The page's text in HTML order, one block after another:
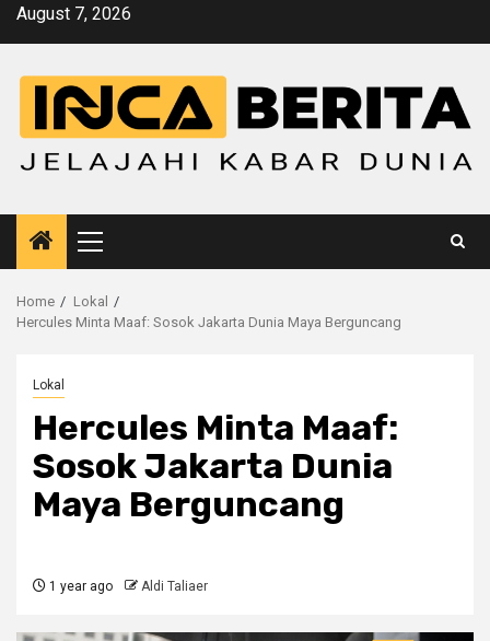
SkipAugust 7, 2026
Primary
Menu
Home
Lokal
Hercules Minta Maaf: Sosok Jakarta Dunia Maya Berguncang
Lokal
Hercules Minta Maaf:
Sosok Jakarta Dunia
Maya Berguncang
1 year ago Aldi Taliaer